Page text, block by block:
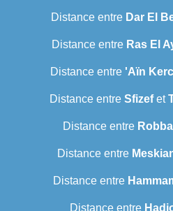
Distance entre Dar El
Distance entre Ras El
Distance entre 'Aïn
Distance entre Sfizefet
Distance entre
Distance entre
Distance entre
Distance entre